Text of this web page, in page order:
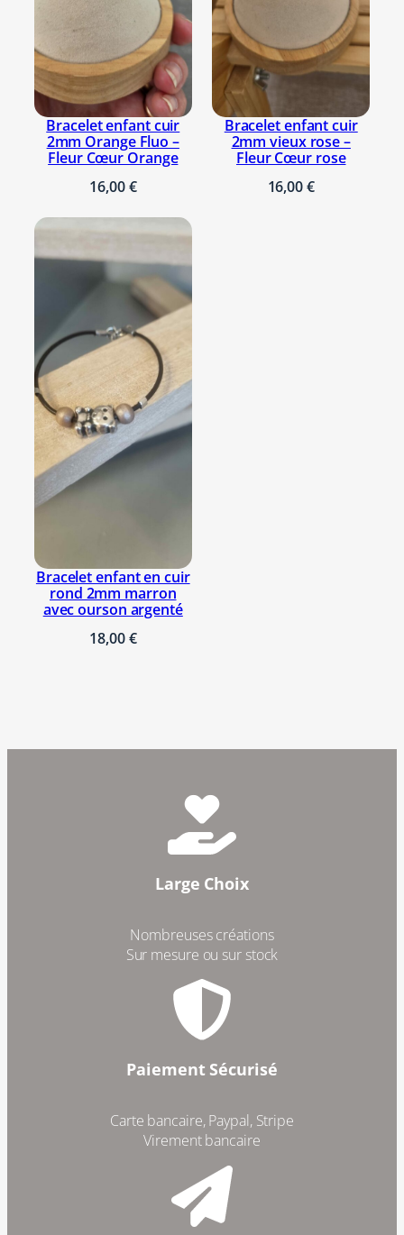
e
Bracelet enfant cuir
2mm Orange Fluo –
Fleur Cœur Orange
16,00€
Bracelet enfant cuir
2mm vieux rose –
Fleur Cœur rose
16,00€
Bracelet enfant en cuir
rond 2mm marron
avec ourson argenté
18,00€
Large Choix
Nombreuses créations
Sur mesure ou sur stock
Paiement Sécurisé
Carte bancaire, Paypal, Stripe
Virement bancaire